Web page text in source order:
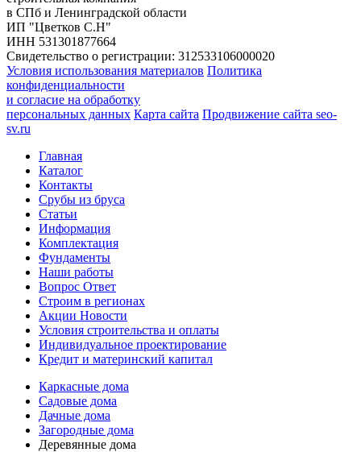
в СПб и Ленинградской области
ИП "Цветков С.Н"
ИНН 531301877664
Свидетельство о регистрации: 312533106000020
Условия использования материалов Политика
конфиденциальности
и согласие на обработку
персональных данных Карта сайта Продвижение сайта seo-
sv.ru
Главная
Каталог
Контакты
Срубы из бруса
Статьи
Информация
Комплектация
Фундаменты
Наши работы
Вопрос Ответ
Строим в регионах
Акции Новости
Условия строительства и оплаты
Индивидуальное проектирование
Кредит и материнский капитал
Каркасные дома
Садовые дома
Дачные дома
Загородные дома
Деревянные дома